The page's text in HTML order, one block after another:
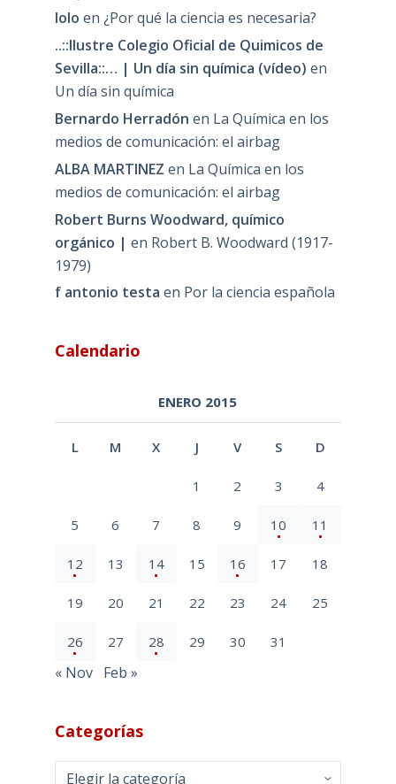
lolo en ¿Por qué la ciencia es necesaria?
..::Ilustre Colegio Oficial de Quimicos de
Sevilla::… | Un día sin química (vídeo) en
Un día sin química
Bernardo Herradón en La Química en los
medios de comunicación: el airbag
ALBA MARTINEZ en La Química en los
medios de comunicación: el airbag
Robert Burns Woodward, químico
orgánico | en Robert B. Woodward (1917-
1979)
f antonio testa en Por la ciencia española
Calendario
ENERO 2015
L M X J V S D
1 2 3 4
5 6 7 8 9 10 11
12 13 14 15 16 17 18
19 20 21 22 23 24 25
26 27 28 29 30 31
« Nov Feb »
Categorías
Categorías